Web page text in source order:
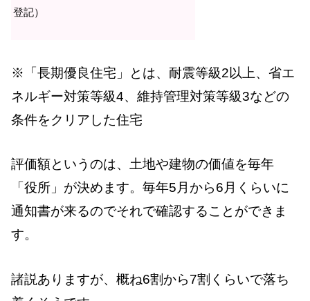
登記）
※「長期優良住宅」とは、耐震等級2以上、省エ
ネルギー対策等級4、維持管理対策等級3などの
条件をクリアした住宅
評価額というのは、土地や建物の価値を毎年
「役所」が決めます。毎年5月から6月くらいに
通知書が来るのでそれで確認することができま
す。
諸説ありますが、概ね6割から7割くらいで落ち